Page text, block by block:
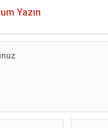
kez final
Serinin
sayı
Yazın